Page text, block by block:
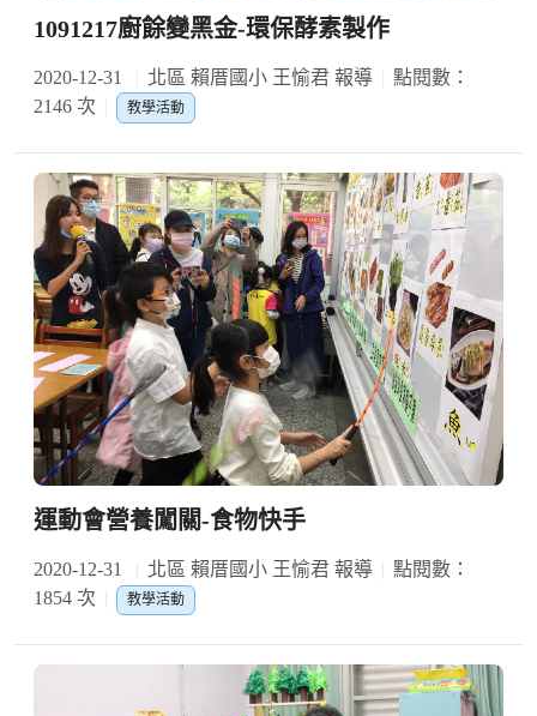
1091217廚餘變黑金-環保酵素製作
2020-12-31 北區 賴厝國小 王愉君 報導
點閱數：
2146 次
教學活動
運動會營養闖關-食物快手
2020-12-31 北區 賴厝國小 王愉君 報導
點閱數：
1854 次
教學活動